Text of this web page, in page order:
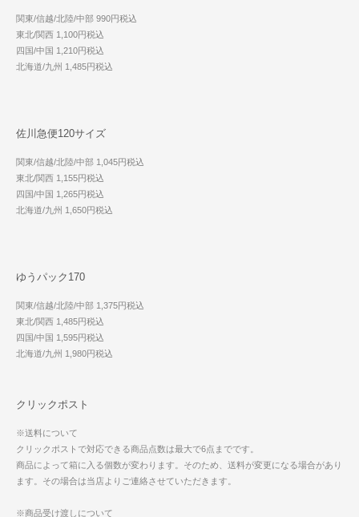
関東/信越/北陸/中部 990円税込
東北/関西 1,100円税込
四国/中国 1,210円税込
北海道/九州 1,485円税込
佐川急便120サイズ
関東/信越/北陸/中部 1,045円税込
東北/関西 1,155円税込
四国/中国 1,265円税込
北海道/九州 1,650円税込
ゆうパック170
関東/信越/北陸/中部 1,375円税込
東北/関西 1,485円税込
四国/中国 1,595円税込
北海道/九州 1,980円税込
クリックポスト
※送料について
クリックポストで対応できる商品点数は最大で6点までです。
商品によって箱に入る個数が変わります。そのため、送料が変更になる場合があり
ます。その場合は当店よりご連絡させていただきます。
※商品受け渡しについて